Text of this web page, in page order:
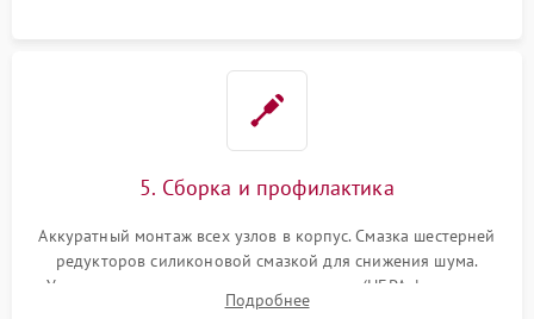
5. Сборка и профилактика
Аккуратный монтаж всех узлов в корпус. Смазка шестерней
редукторов силиконовой смазкой для снижения шума.
Установка новых расходных материалов (HEPA-фильтров,
микрофибры, щеток). Надежная фиксация разъемов и
Подробнее